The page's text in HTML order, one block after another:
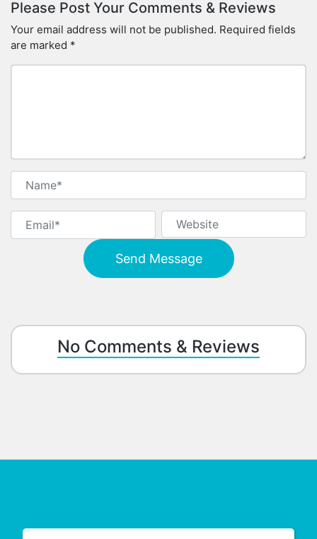
Please Post Your Comments & Reviews
Your email address will not be published. Required fields
are marked *
No Comments & Reviews